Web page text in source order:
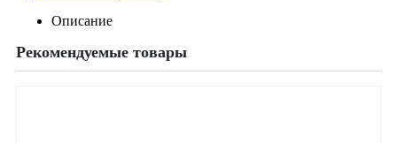
Описание
Рекомендуемые товары